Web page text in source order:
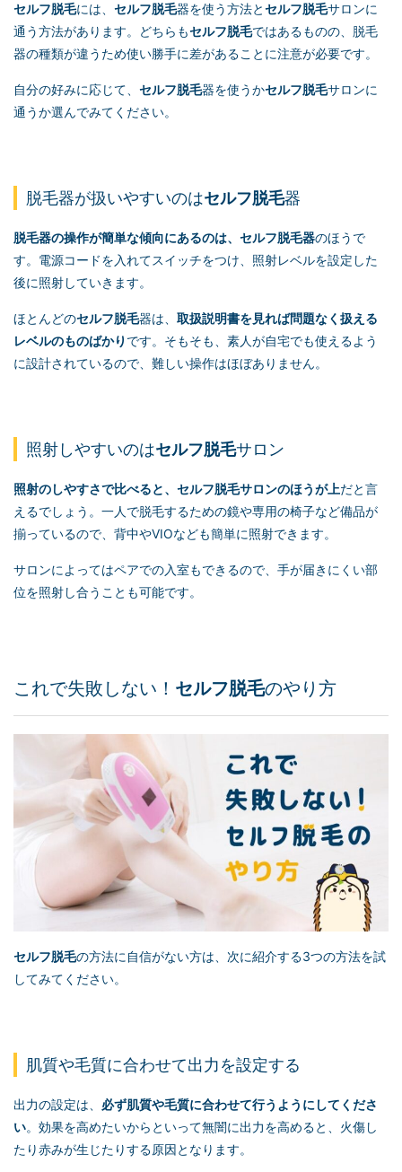
セルフ脱毛には、 セルフ脱毛器を使う方法とセルフ脱毛サロンに
通う方法があります。どちらもセルフ脱毛ではあるものの、脱毛
器の種類が違うため使い勝手に差があることに注意が必要です。
自分の好みに応じて、 セルフ脱毛器を使うかセルフ脱毛サロンに
通うか選んでみてください。
脱毛器が扱いやすいのはセルフ脱毛器
脱毛器の操作が簡単な傾向にあるのは、 セルフ脱毛器のほうで
す。電源コードを入れてスイッチをつけ、照射レベルを設定した
後に照射していきます。
ほとんどのセルフ脱毛器は、 取扱説明書を見れば問題なく扱える
レベルのものばかり です。そもそも、素人が自宅でも使えるよう
に設計されているので、難しい操作はほぼありません。
照射しやすいのはセルフ脱毛サロン
照射のしやすさで比べると、 セルフ脱毛サロンのほうが上だと言
えるでしょう。一人で脱毛するための鏡や専用の椅子など備品が
揃っているので、背中やVIOなども簡単に照射できます。
サロンによってはペアでの入室もできるので、手が届きにくい部
位を照射し合うことも可能です。
これで失敗しない！ セルフ脱毛のやり方
セルフ脱毛の方法に自信がない方は、次に紹介する3つの方法を試
してみてください。
肌質や毛質に合わせて出力を設定する
出力の設定は、 必ず肌質や毛質に合わせて行うようにしてくださ
い。効果を高めたいからといって無闇に出力を高めると、火傷し
たり赤みが生じたりする原因となります。